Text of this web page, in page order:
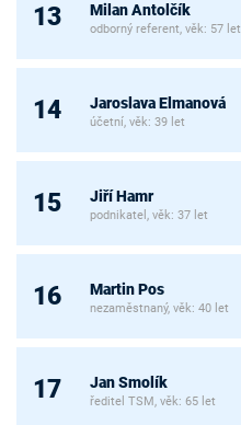
13 Milan Antolčík
odborný referent, věk: 57 let
14 Jaroslava Elmanová
účetní, věk: 39 let
15 Jiří Hamr
podnikatel, věk: 37 let
16 Martin Pos
nezaměstnaný, věk: 40 let
17 Jan Smolík
ředitel TSM, věk: 65 let